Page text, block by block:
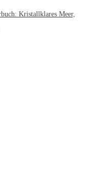
Kristallklares Meer,